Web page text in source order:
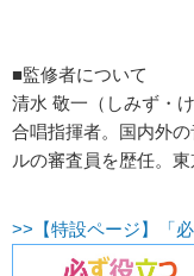
■監修者について
清水 敬一（しみず・け
合唱指揮者。国内外
ルの審査員を歴任。
>>【特設ページ】「